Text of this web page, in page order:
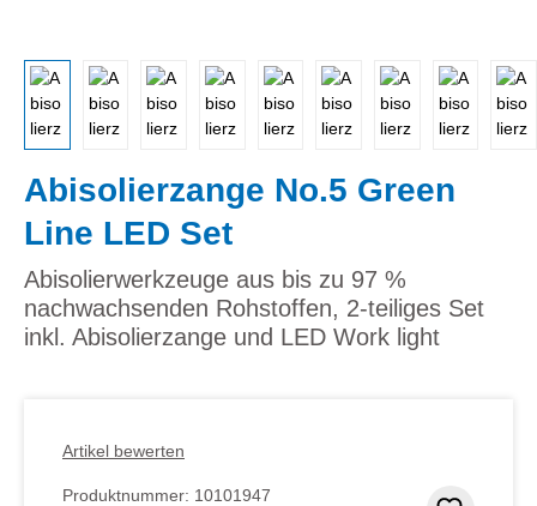
Abisolierzange No.5 Green
Line LED Set
Abisolierwerkzeuge aus bis zu 97 %
nachwachsenden Rohstoffen, 2-teiliges Set
inkl. Abisolierzange und LED Work light
Artikel bewerten
Produktnummer: 10101947